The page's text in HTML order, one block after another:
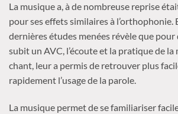
La musique a, à de nombreuse reprise
pour ses effets similaires à l’orthophonie.
dernières études menées révèle que
subit un AVC, l’écoute et la pratique de la
chant, leur a permis de retrouver plus
rapidement l’usage de la parole.
La musique permet de se familiariser